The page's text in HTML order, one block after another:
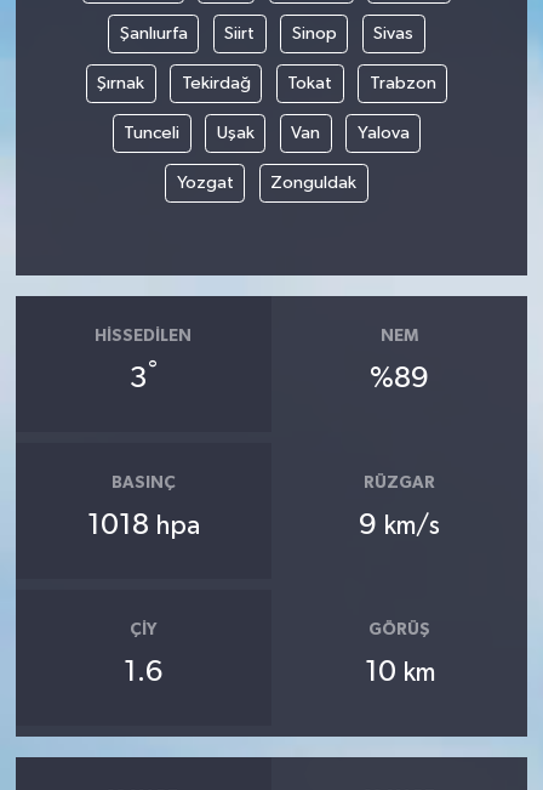
Şanlıurfa Siirt Sinop Sivas
Şırnak Tekirdağ Tokat Trabzon
Tunceli Uşak Van Yalova
Yozgat Zonguldak
HISSEDILEN
3°
NEM
%89
BASINÇ
1018 hpa
RÜZGAR
9 km/s
ÇIY
1.6
GÖRÜŞ
10 km